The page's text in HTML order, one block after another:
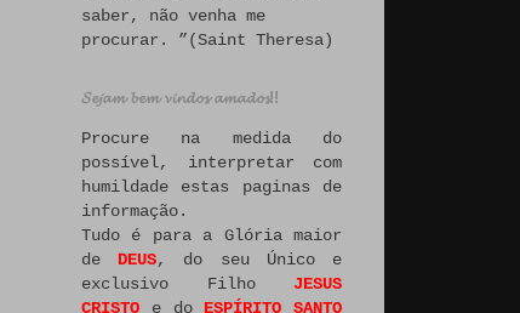
saber, não venha me
procurar. ”(Saint Theresa)
𝓢𝓮𝓳𝓪𝓶 𝓫𝓮𝓶 𝓿𝓲𝓷𝓭𝓸𝓼 𝓪𝓶𝓪𝓭𝓸𝓼!!
Procure na medida do
possível, interpretar com
humildade estas paginas de
informação.
Tudo é para a Glória maior
de DEUS, do seu Único e
exclusivo Filho JESUS
CRISTO e do ESPÍRITO SANTO